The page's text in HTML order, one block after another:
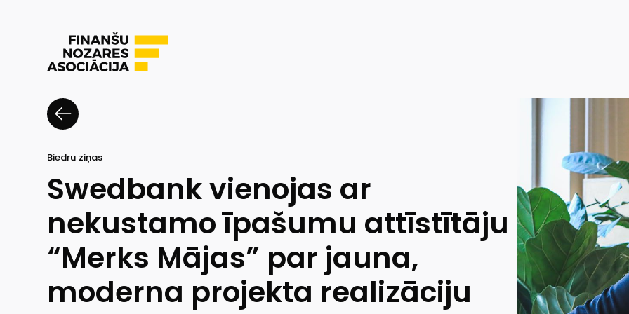
Biedru ziņas
Swedbank vienojas ar
nekustamo īpašumu attīstītāju
“Merks Mājas” par jauna,
moderna projekta realizāciju